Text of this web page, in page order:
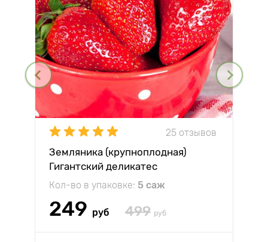
25 отзывов
Земляника (крупноплодная)
Гигантский деликатес
Кол-во в упаковке: 5 саж
249 руб 499 руб